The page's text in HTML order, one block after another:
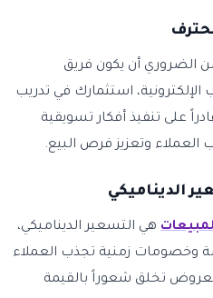
الضروري أن يكون فريق
استثمارك في تدريب
على تنفيذ أفكار تسويقية
وتعزيز فرص البيع.
الديناميكي
هي التسعير الديناميكي،
زمنية تجذب العملاء
تخلق شعوراً بالقيمة